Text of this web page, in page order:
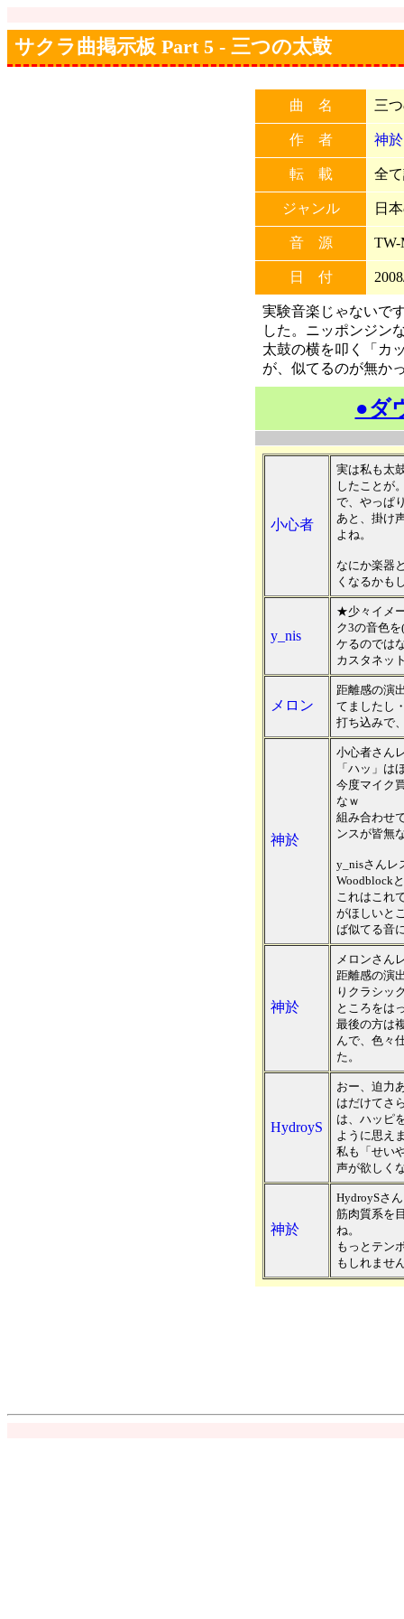
サクラ曲掲示板 Part 5 - 三つの太鼓
曲 名 三
作 者 神於
転 載 全
ジャンル 日
音 源 TW-
日 付
実験音楽じゃないで
した。ニッポンジン
太鼓の横を叩く「カ
が、似てるのが無か
●ダ
小心者
実は私も太
したことが
で、やっぱ
あと、掛け
よね。
なにか楽器
くなるかも
y_nis
★少々イメ
ク3の音色
ケるのでは
カスタネッ
メロン
距離感の演
てましたし
打ち込みで
神於
小心者さん
「ハッ」は
今度マイク
なｗ
組み合わせ
ンスが皆無
y_nisさんレ
Woodblock
これはこれ
がほしいと
ば似てる音
神於
メロンさん
距離感の演
りクラシッ
ところをは
最後の方は
んで、色々
た。
HydroyS
おー、迫力
はだけてさ
は、ハッピ
ように思え
私も「せい
声が欲しく
神於
HydroySさ
筋肉質系を
ね。
もっとテン
もしれませ